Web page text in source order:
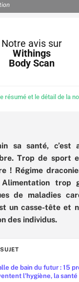
Notre avis sur
Withings
Body Scan
résumé et le détail de la
sa santé, c’est
Trop de sport
! Régime
Alimentation trop
de maladies
un casse-tête et
des individus.
de bain du futur : 15
l'hygiène, la